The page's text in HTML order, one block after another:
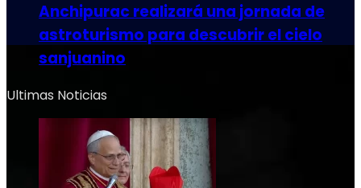
Anchipurac realizará una jornada de
astroturismo para descubrir el cielo
sanjuanino
Ultimas Noticias